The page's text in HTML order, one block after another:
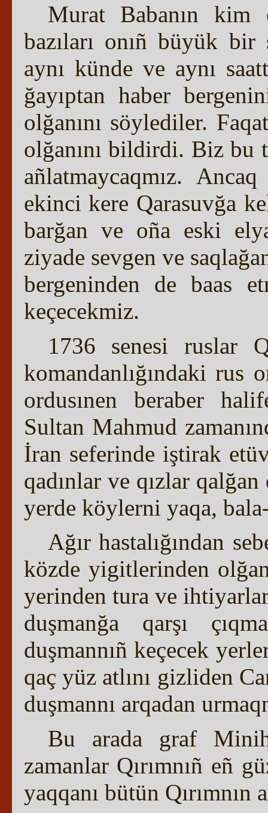
Murat Babanın kim
bazıları onıñ büyük bir
aynı künde ve aynı
ğayıptan haber
olğanını söylediler.
olğanını bildirdi. Biz bu
añlatmaycaqmız.
ekinci kere Qarasuvğa
barğan ve oña eski
ziyade sevgen ve
bergeninden de baas
keçecekmiz.
1736 senesi ruslar
komandanlığındaki rus
ordusınen beraber
Sultan Mahmud
İran seferinde iştirak
qadınlar ve qızlar
yerde köylerni yaqa,
Ağır hastalığından
közde yigitlerinden
yerinden tura ve
duşmanğa qarşı
duşmannıñ keçecek
qaç yüz atlını gizliden
duşmannı arqadan
Bu arada graf
zamanlar Qırımnıñ eñ
yaqqanı bütün Qırımnın